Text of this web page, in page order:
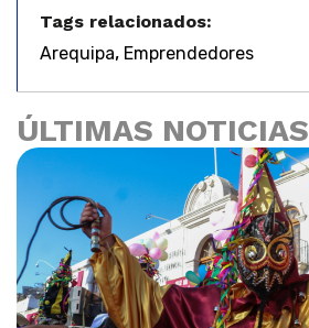
Tags relacionados:
Arequipa, Emprendedores
ÚLTIMAS NOTICIAS